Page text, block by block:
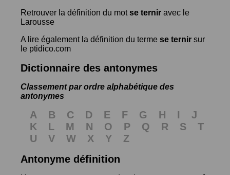
Retrouver la définition du motse ternir avec le
Larousse
A lire également la définition du terme se ternir sur
le ptidico.com
Dictionnaire des antonymes
Classement par ordre alphabétique des
antonymes
A B C D E F G H I
J
K
L M N O P Q R S
T
U
V W X Y
Z
Antonyme définition